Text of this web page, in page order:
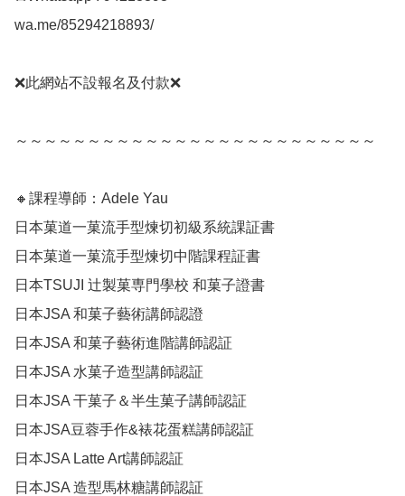
wa.me/85294218893/
❌此網站不設報名及付款❌
～～～～～～～～～～～～～～～～～～～～～～～～～
🔸課程導師：Adele Yau
日本菓道一菓流手型煉切初級系統課証書
日本菓道一菓流手型煉切中階課程証書
日本TSUJI 辻製菓専門學校 和菓子證書
日本JSA 和菓子藝術講師認證
日本JSA 和菓子藝術進階講師認証
日本JSA 水菓子造型講師認証
日本JSA 干菓子＆半生菓子講師認証
日本JSA豆蓉手作&裱花蛋糕講師認証
日本JSA Latte Art講師認証
日本JSA 造型馬林糖講師認証